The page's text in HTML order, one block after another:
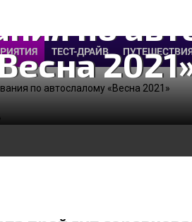
ТЕСТ-ДРАЙВ
по автослалому «Весна 2021»
по